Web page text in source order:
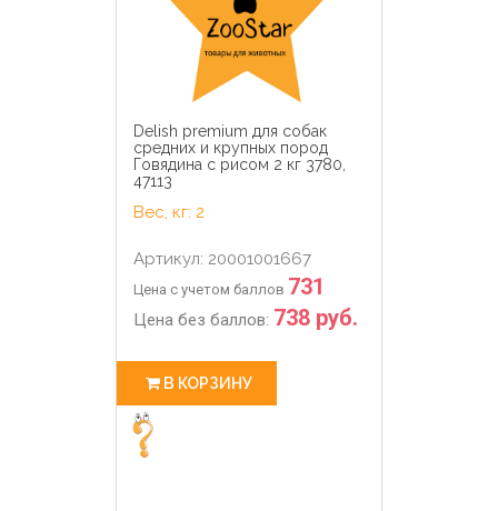
Delish premium для собак
средних и крупных пород
Говядина с рисом 2 кг 3780,
47113
Вес, кг: 2
Артикул: 20001001667
Цена с учетом баллов 731
Цена без баллов: 738 руб.
В КОРЗИНУ